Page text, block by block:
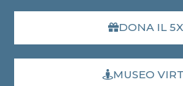
DONA IL
MUSEO